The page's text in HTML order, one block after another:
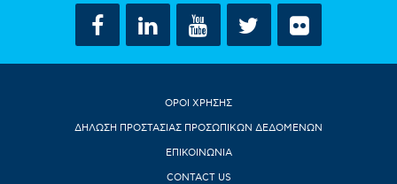
ΟΡΟΙ ΧΡΗΣΗΣ
ΔΗΛΩΣΗ ΠΡΟΣΤΑΣΙΑΣ ΠΡΟΣΩΠΙΚΩΝ ΔΕΔΟΜΕΝΩΝ
ΕΠΙΚΟΙΝΩΝΙΑ
CONTACT US